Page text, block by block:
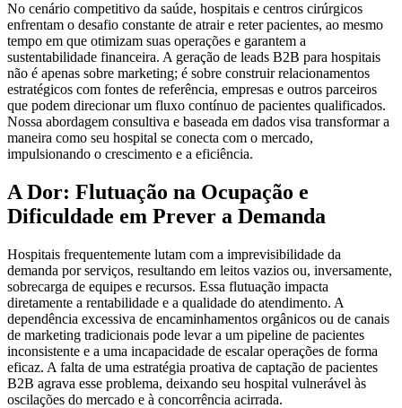
No cenário competitivo da saúde, hospitais e centros cirúrgicos
enfrentam o desafio constante de atrair e reter pacientes, ao mesmo
tempo em que otimizam suas operações e garantem a
sustentabilidade financeira. A geração de leads B2B para hospitais
não é apenas sobre marketing; é sobre construir relacionamentos
estratégicos com fontes de referência, empresas e outros parceiros
que podem direcionar um fluxo contínuo de pacientes qualificados.
Nossa abordagem consultiva e baseada em dados visa transformar a
maneira como seu hospital se conecta com o mercado,
impulsionando o crescimento e a eficiência.
A Dor: Flutuação na Ocupação e
Dificuldade em Prever a Demanda
Hospitais frequentemente lutam com a imprevisibilidade da
demanda por serviços, resultando em leitos vazios ou, inversamente,
sobrecarga de equipes e recursos. Essa flutuação impacta
diretamente a rentabilidade e a qualidade do atendimento. A
dependência excessiva de encaminhamentos orgânicos ou de canais
de marketing tradicionais pode levar a um pipeline de pacientes
inconsistente e a uma incapacidade de escalar operações de forma
eficaz. A falta de uma estratégia proativa de captação de pacientes
B2B agrava esse problema, deixando seu hospital vulnerável às
oscilações do mercado e à concorrência acirrada.